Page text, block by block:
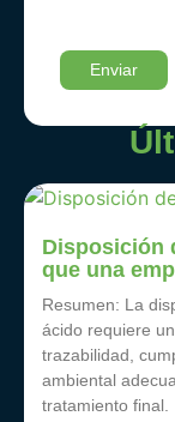
Disposición
que una
Resumen: La
ácido requiere
trazabilidad,
ambiental
tratamiento final.